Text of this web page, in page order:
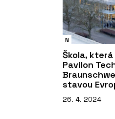
N
Škola,
Pavilon
stavou
26. 4. 2024